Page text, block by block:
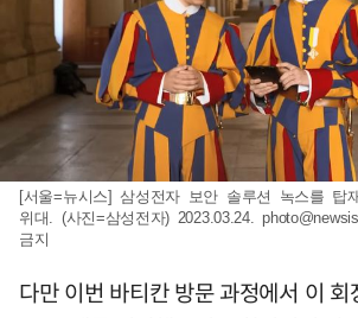
[서울=뉴시스] 삼성전자 보안 솔루션 녹스를 탑
위대. (사진=삼성전자) 2023.03.24.
금지
다만 이번 바티칸 방문 과정에서 이